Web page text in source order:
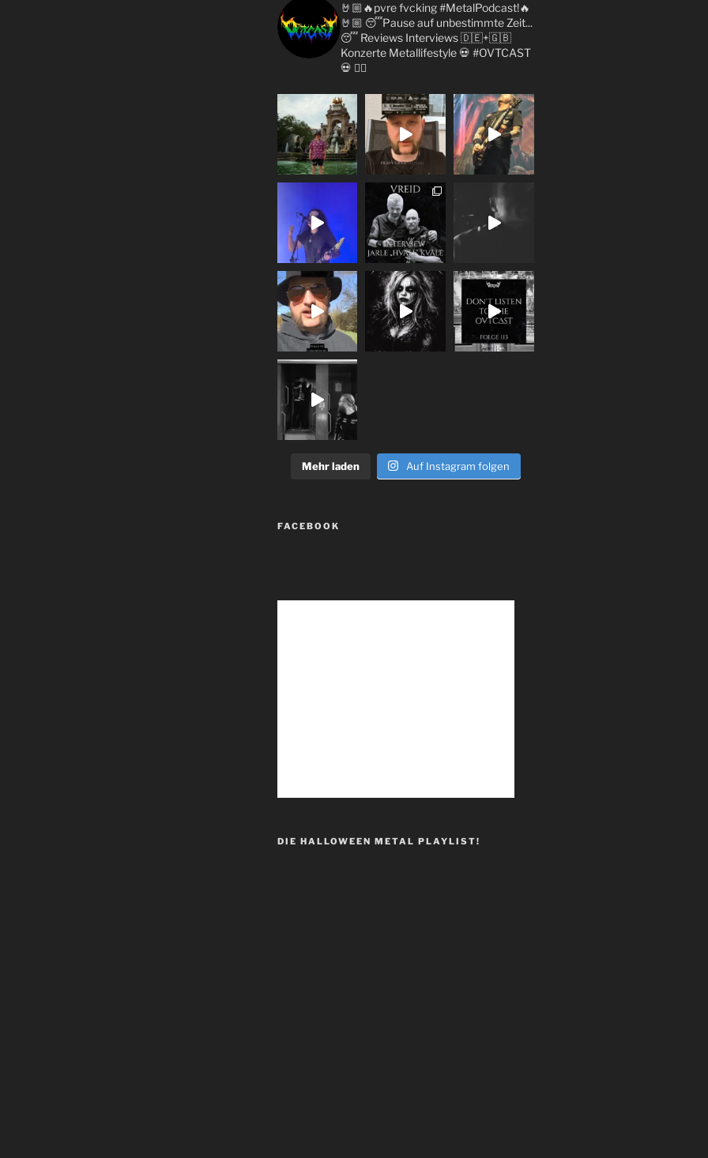
🤘🏼🔥pvre fvcking #MetalPodcast!🔥
🤘🏼 😴Pause auf unbestimmte Zeit...
😴Reviews Interviews 🇩🇪+🇬🇧
KonzerteMetallifestyle💀 #OVTCAST
💀 👇🏼
Mehr laden Auf Instagram folgen
FACEBOOK
DIE HALLOWEEN METAL PLAYLIST!